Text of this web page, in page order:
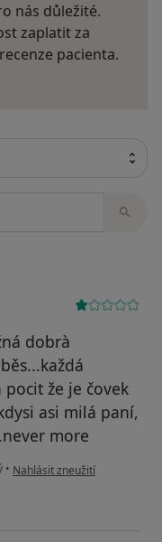
nás důležité.
zaplatit za
pacienta.
dobrà
že je čovek
asi milá paní,
more
• podle názoru uživatele P.L
Nahlásit zneužití